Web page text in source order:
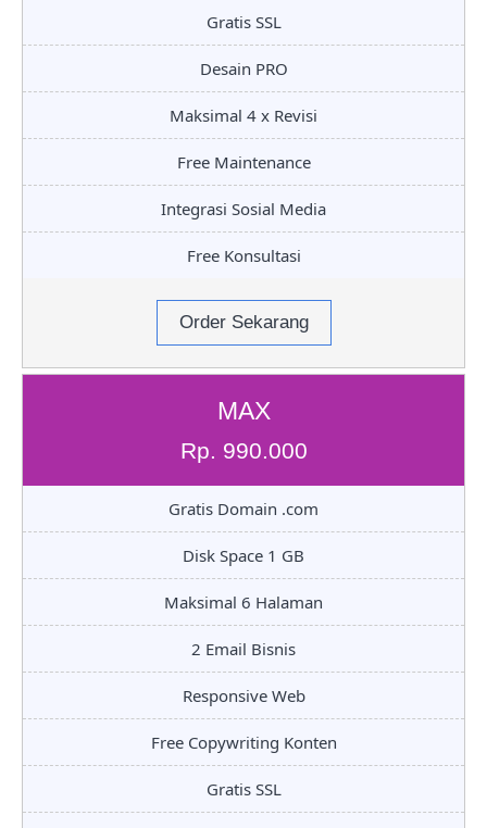
Gratis SSL
Desain PRO
Maksimal 4 x Revisi
Free Maintenance
Integrasi Sosial Media
Free Konsultasi
Order Sekarang
MAX
Rp. 990.000
Gratis Domain .com
Disk Space 1 GB
Maksimal 6 Halaman
2 Email Bisnis
Responsive Web
Free Copywriting Konten
Gratis SSL